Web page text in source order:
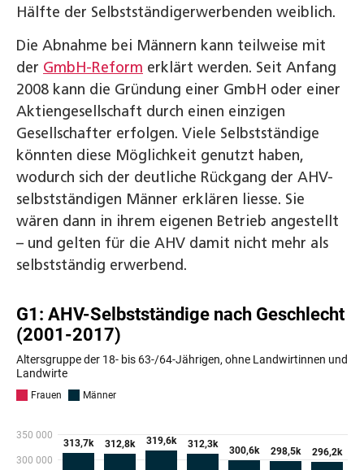
Hälfte der Selbstständigerwerbenden weiblich.
Die Abnahme bei Männern kann teilweise mit
der GmbH-Reform erklärt werden. Seit Anfang
2008 kann die Gründung einer GmbH oder einer
Aktiengesellschaft durch einen einzigen
Gesellschafter erfolgen. Viele Selbstständige
könnten diese Möglichkeit genutzt haben,
wodurch sich der deutliche Rückgang der AHV-
selbstständigen Männer erklären liesse. Sie
wären dann in ihrem eigenen Betrieb angestellt
– und gelten für die AHV damit nicht mehr als
selbstständig erwerbend.